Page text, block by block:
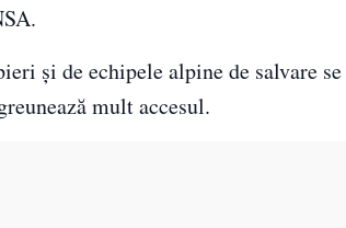
şi de echipele alpine de salvare
mult accesul.